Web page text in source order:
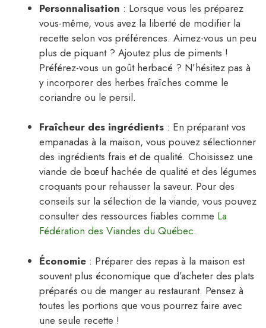
Personnalisation : Lorsque vous les préparez
vous-même, vous avez la liberté de modifier la
recette selon vos préférences. Aimez-vous un peu
plus de piquant ? Ajoutez plus de piments !
Préférez-vous un goût herbacé ? N’hésitez pas à
y incorporer des herbes fraîches comme le
coriandre ou le persil.
Fraîcheur des ingrédients : En préparant vos
empanadas à la maison, vous pouvez sélectionner
des ingrédients frais et de qualité. Choisissez une
viande de bœuf hachée de qualité et des légumes
croquants pour rehausser la saveur. Pour des
conseils sur la sélection de la viande, vous pouvez
consulter des ressources fiables comme La
Fédération des Viandes du Québec.
Économie : Préparer des repas à la maison est
souvent plus économique que d’acheter des plats
préparés ou de manger au restaurant. Pensez à
toutes les portions que vous pourrez faire avec
une seule recette !